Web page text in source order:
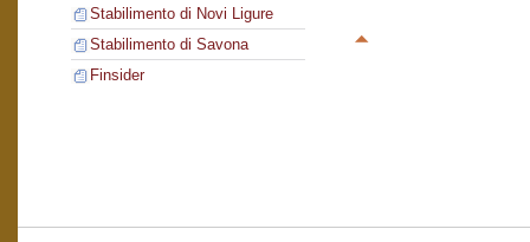
Stabilimento di Novi Ligure
Stabilimento di Savona
Finsider